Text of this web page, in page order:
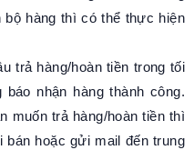
bộ hàng thì có thể thực hiện
trả hàng/hoàn tiền trong tối
nhận hàng thành công.
muốn trả hàng/hoàn tiền thì
hoặc gửi mail đến trung